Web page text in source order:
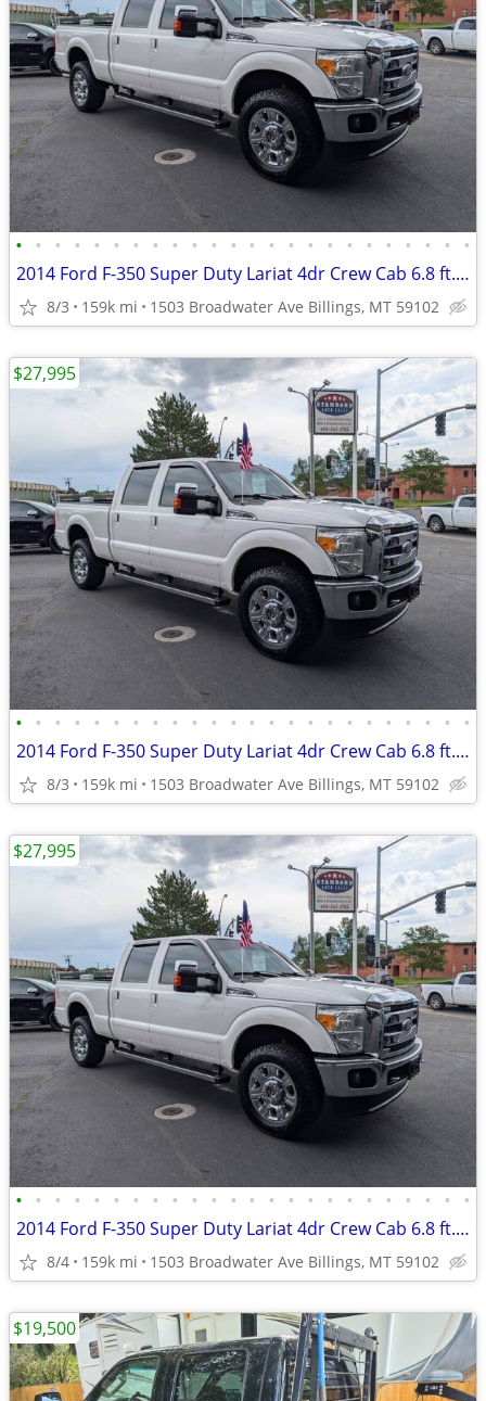
• • • • • • • • • • • • • • • • • • • • • • • •
2014 Ford F-350 Super Duty Lariat 4dr Crew Cab 6.8 ft. SB SRW Pickup
8/3 159k mi 1503 Broadwater Ave Billings, MT 59102
• • • • • • • • • • • • • • • • • • • • • • • •
2014 Ford F-350 Super Duty Lariat 4dr Crew Cab 6.8 ft. SB SRW Pickup
8/3 159k mi 1503 Broadwater Ave Billings, MT 59102
$27,995
• • • • • • • • • • • • • • • • • • • • • • • •
2014 Ford F-350 Super Duty Lariat 4dr Crew Cab 6.8 ft. SB SRW Pickup
8/4 159k mi 1503 Broadwater Ave Billings, MT 59102
$27,995
$19,500